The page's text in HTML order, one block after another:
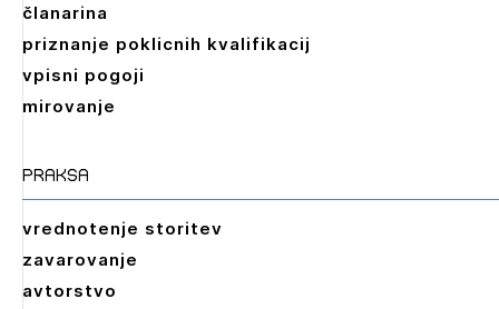
članarina
priznanje poklicnih kvalifikacij
vpisni pogoji
mirovanje
praksa
vrednotenje storitev
zavarovanje
avtorstvo